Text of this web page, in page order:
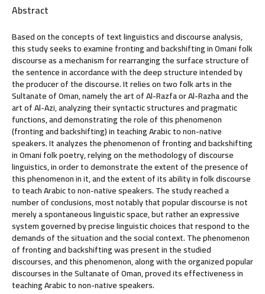
Abstract
Based on the concepts of text linguistics and discourse analysis,
this study seeks to examine fronting and backshifting in Omani folk
discourse as a mechanism for rearranging the surface structure of
the sentence in accordance with the deep structure intended by
the producer of the discourse. It relies on two folk arts in the
Sultanate of Oman, namely the art of Al-Razfa or Al-Razha and the
art of Al-Azi, analyzing their syntactic structures and pragmatic
functions, and demonstrating the role of this phenomenon
(fronting and backshifting) in teaching Arabic to non-native
speakers. It analyzes the phenomenon of fronting and backshifting
in Omani folk poetry, relying on the methodology of discourse
linguistics, in order to demonstrate the extent of the presence of
this phenomenon in it, and the extent of its ability in folk discourse
to teach Arabic to non-native speakers. The study reached a
number of conclusions, most notably that popular discourse is not
merely a spontaneous linguistic space, but rather an expressive
system governed by precise linguistic choices that respond to the
demands of the situation and the social context. The phenomenon
of fronting and backshifting was present in the studied
discourses, and this phenomenon, along with the organized popular
discourses in the Sultanate of Oman, proved its effectiveness in
teaching Arabic to non-native speakers.